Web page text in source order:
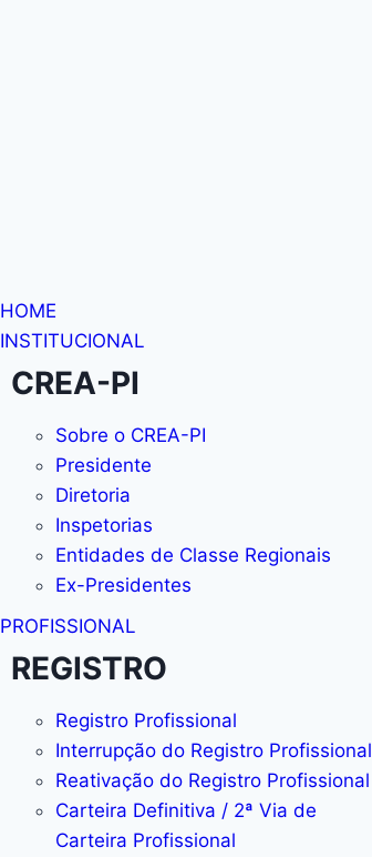
HOME
INSTITUCIONAL
CREA-PI
Sobre o CREA-PI
Presidente
Diretoria
Inspetorias
Entidades de Classe Regionais
Ex-Presidentes
PROFISSIONAL
REGISTRO
Registro Profissional
Interrupção do Registro Profissional
Reativação do Registro Profissional
Carteira Definitiva / 2ª Via de
Carteira Profissional